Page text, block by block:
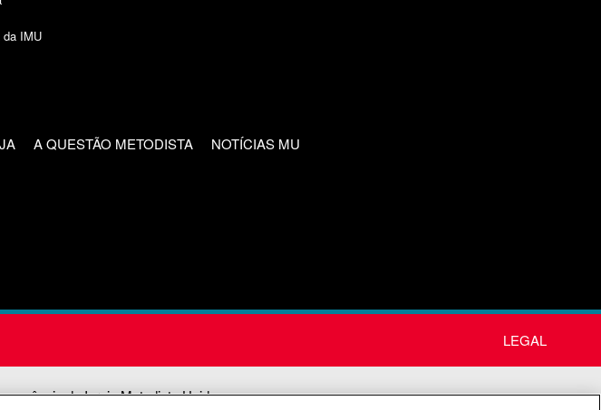
da IMU
A QUESTÃO METODISTA NOTÍCIAS MU
LEGAL
agência da Igreja Metodista Unida